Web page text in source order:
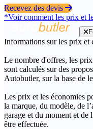
Recevez des devis
*Voir comment les prix et
Informations sur les prix et
Le nombre d'offres, les
sont calculés sur des
Autobutler, sur la base de
Les prix et les économies
la marque, du modèle, de
garage et du moment et de
être effectuée.